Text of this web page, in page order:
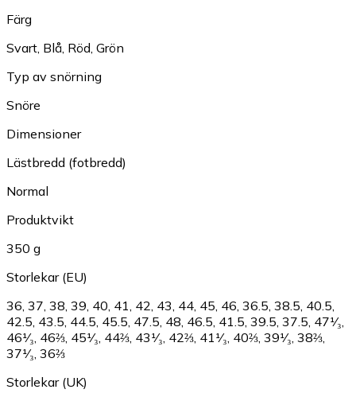
Färg
Svart Blå Röd Grön
Typ av snörning
Snöre
Dimensioner
Lästbredd (fotbredd)
Normal
Produktvikt
350 g
Storlekar (EU)
36 37 38 39 40 41 42 43 44 45 46 36.5 38.5 40.5
42.5 43.5 44.5 45.5 47.5 48 46.5 41.5 39.5 37.5 47¹⁄₃
46¹⁄₃ 46⅔ 45¹⁄₃ 44⅔ 43¹⁄₃ 42⅔ 41¹⁄₃ 40⅔ 39¹⁄₃ 38⅔
37¹⁄₃ 36⅔
Storlekar (UK)